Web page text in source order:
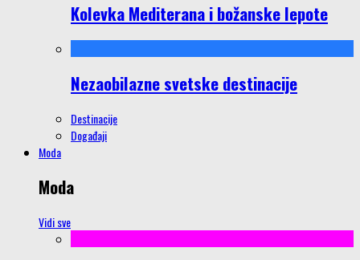
Kolevka Mediterana i božanske lepote
Nezaobilazne svetske destinacije
Destinacije
Događaji
Moda
Moda
Vidi sve